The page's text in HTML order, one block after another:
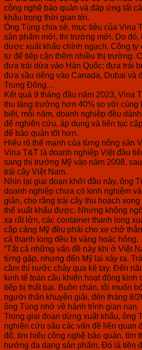
công nghệ bảo quản và đáp ứng tất
khẩu trong thời gian tới.
Ông Tùng chia sẻ, mục tiêu của Vina
sản phẩm mới, thị trường mới. Do đó,
được xuất khẩu chính ngạch, Công ty
tư để tiếp cận thêm nhiều thị trường.
đưa trái dừa vào Hàn Quốc; đưa trái
đưa sầu riêng vào Canada, Dubai và
Trung Đông…
Kết quả 9 tháng đầu năm 2023, Vina
thu tăng trưởng hơn 40% so với cùng
biệt, mỗi năm, doanh nghiệp đều
để nghiên cứu, áp dụng và liên tục
để bảo quản tốt hơn.
Hiểu rõ thế mạnh của từng nông sản
Vina T&T là doanh nghiệp Việt đầu
sang thị trường Mỹ vào năm 2008,
trái cây Việt Nam.
Nhìn lại giai đoạn khởi đầu này, ông
doanh nghiệp chưa có kinh nghiệm
giản, cho rằng trái cây thu hoạch
thể xuất khẩu được. Nhưng không
xạ rất lớn, các container thanh long
cập cảng Mỹ đều phải cho xe chở
cả thanh long đều bị vàng hoặc hỏng.
“Tất cả những vấn đề này khi ở Việt
từng gặp, nhưng đến Mỹ lại xảy ra.
cầm thì nước chảy qua kẽ tay. Đến
kinh tế toàn cầu khiến hoạt động kinh
tiếp bị thất bại. Buồn chán, tôi muốn
người thân khuyên giải, đến tháng 8/
ông Tùng nhớ về hành trình gian nan.
Trong giai đoạn dừng xuất khẩu, ông
nghiên cứu sâu các vấn đề liên quan
đổ, tìm hiểu công nghệ bảo quản, tìm
hướng đa dạng sản phẩm. Đó là tiền